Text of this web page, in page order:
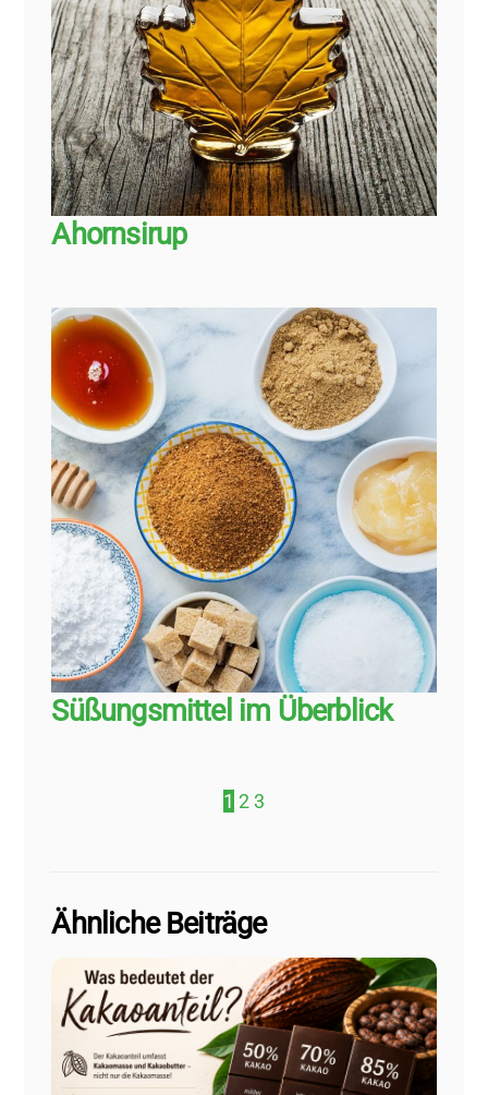
Ahornsirup
Süßungsmittel im Überblick
1 23
Ähnliche Beiträge